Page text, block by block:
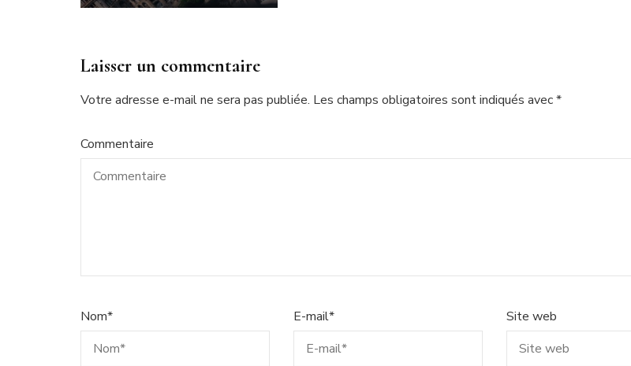
Laisser un commentaire
Votre adresse e-mail ne sera pas publiée. Les champs obligatoires sont indiqués avec*
Commentaire
Nom* E-mail* Site web